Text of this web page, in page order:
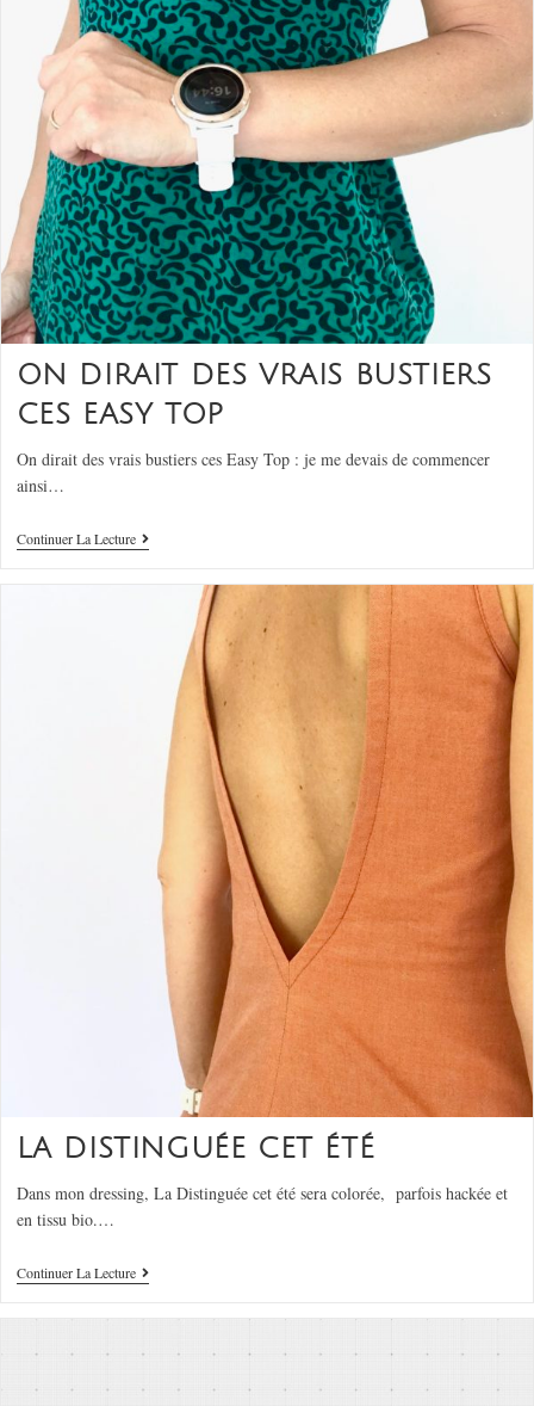
ON DIRAIT DES VRAIS BUSTIERS
CES EASY TOP
On dirait des vrais bustiers ces Easy Top : je me devais de commencer
ainsi…
Continuer La Lecture
LA DISTINGUÉE CET ÉTÉ
Dans mon dressing, La Distinguée cet été sera colorée, parfois hackée et
en tissu bio.…
Continuer La Lecture